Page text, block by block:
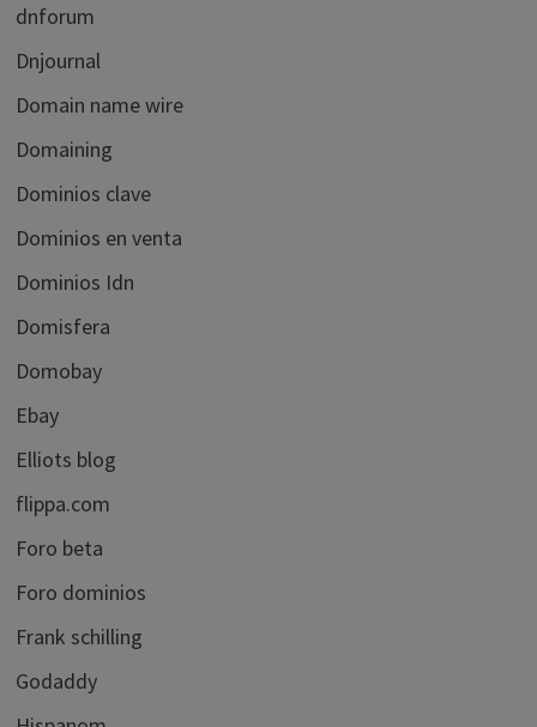
dnforum
Dnjournal
Domain name wire
Domaining
Dominios clave
Dominios en venta
Dominios Idn
Domisfera
Domobay
Ebay
Elliots blog
flippa.com
Foro beta
Foro dominios
Frank schilling
Godaddy